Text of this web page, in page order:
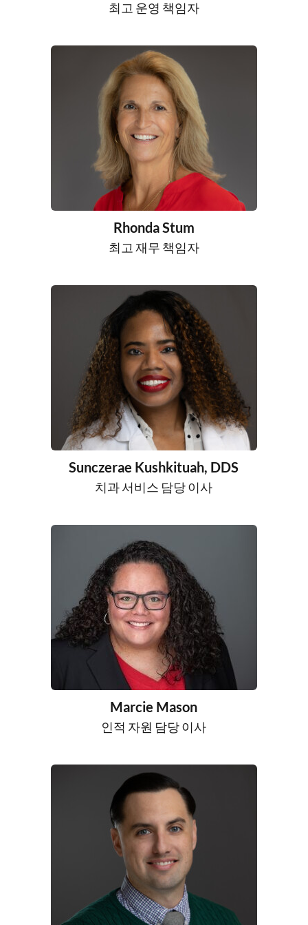
최고 운영 책임자
Rhonda Stum
최고 재무 책임자
Sunczerae Kushkituah, DDS
치과 서비스 담당 이사
Marcie Mason
인적 자원 담당 이사